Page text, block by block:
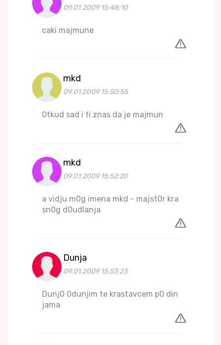
09.01.2009 15:48:10
caki majmune
mkd
09.01.2009 15:50:55
0tkud sad i ti znas da je majmun
mkd
09.01.2009 15:52:20
a vidju m0g imena mkd - majst0r kra
sn0g d0udlanja
Dunja
09.01.2009 15:53:23
Dunj0 0dunjim te krastavcem p0 din
jama